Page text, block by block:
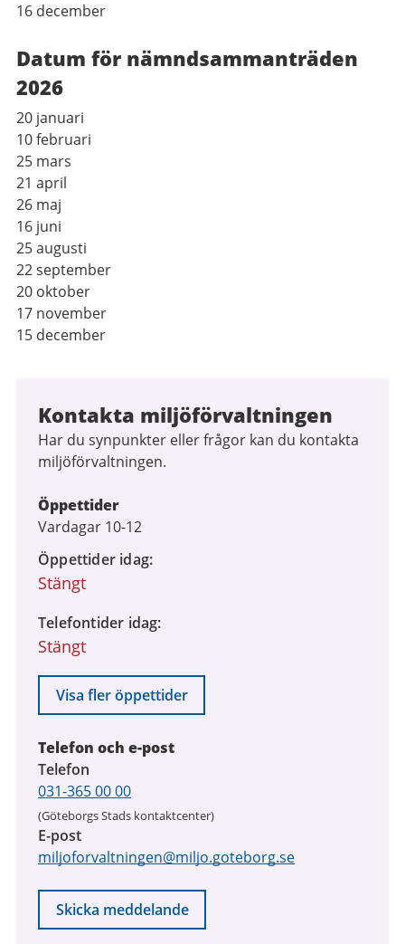
16 december
Datum för nämndsammanträden
2026
20 januari
10 februari
25 mars
21 april
26 maj
16 juni
25 augusti
22 september
20 oktober
17 november
15 december
Kontakta miljöförvaltningen
Har du synpunkter eller frågor kan du kontakta
miljöförvaltningen.
Öppettider
Vardagar 10-12
Öppettider idag
Stängt
Telefontider idag
Stängt
Visa fler öppettider
Telefon och e-post
Telefon
031-365 00 00
(Göteborgs Stads kontaktcenter)
E-post
miljoforvaltningen@miljo.goteborg.se
Skicka meddelande